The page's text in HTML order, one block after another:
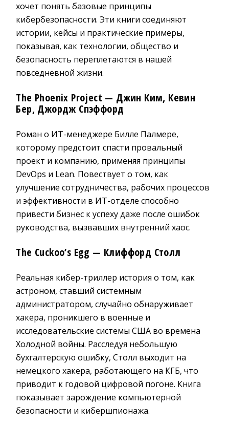
хочет понять базовые принципы
кибербезопасности. Эти книги соединяют
истории, кейсы и практические примеры,
показывая, как технологии, общество и
безопасность переплетаются в нашей
повседневной жизни.
The Phoenix Project — Джин Ким, Кевин
Бер, Джордж Спэффорд
Роман о ИТ-менеджере Билле Палмере,
которому предстоит спасти провальный
проект и компанию, применяя принципы
DevOps и Lean. Повествует о том, как
улучшение сотрудничества, рабочих процессов
и эффективности в ИТ-отделе способно
привести бизнес к успеху даже после ошибок
руководства, вызвавших внутренний хаос.
The Cuckoo’s Egg — Клиффорд Столл
Реальная кибер-триллер история о том, как
астроном, ставший системным
администратором, случайно обнаруживает
хакера, проникшего в военные и
исследовательские системы США во времена
Холодной войны. Расследуя небольшую
бухгалтерскую ошибку, Столл выходит на
немецкого хакера, работающего на КГБ, что
приводит к годовой цифровой погоне. Книга
показывает зарождение компьютерной
безопасности и кибершпионажа.